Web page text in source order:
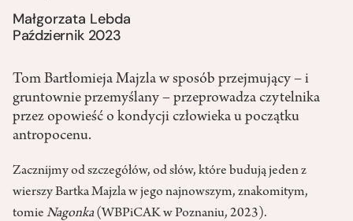
Małgorzata Lebda
Październik 2023
Tom Bartłomieja Majzla w sposób przejmujący – i
gruntownie przemyślany – przeprowadza czytelnika
przez opowieść o kondycji człowieka u początku
antropocenu.
Zacznijmy od szczegółów, od słów, które budują jeden z
wierszy Bartka Majzla w jego najnowszym, znakomitym,
tomie Nagonka(WBPiCAK w Poznaniu, 2023).